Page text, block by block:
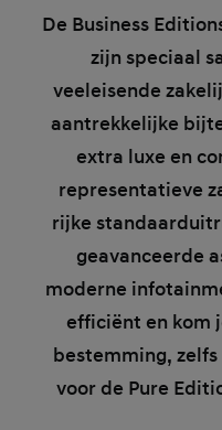
De Business
zijn speciaal
veeleisende
aantrekkelijke
extra luxe en
representatieve
rijke
geavanceerde
moderne
efficiënt en kom
bestemming, zelfs
voor de Pure